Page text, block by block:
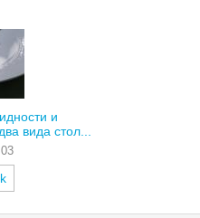
и
вида стол...